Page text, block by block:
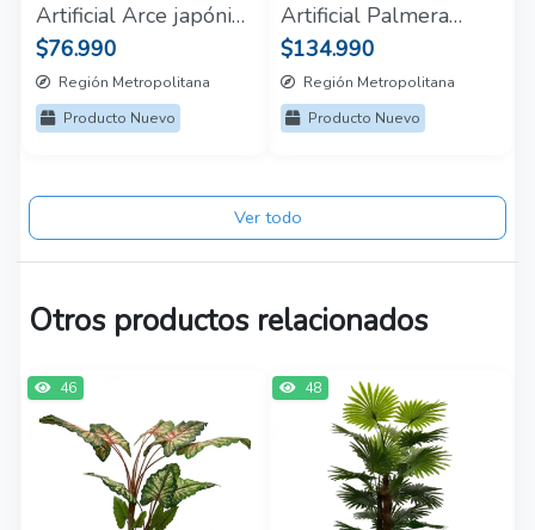
Artificial Arce japónico
180cm
$76.990
Región Metropolitana
Producto Nuevo
Artificial Palmera
Areca 2.0mt
$134.990
Región Metropolitana
Producto Nuevo
Ver todo
Otros productos relacionados
46 48